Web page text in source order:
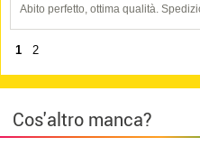
Abito perfetto, ottima qualità.
1 2
Cos'altro manca?